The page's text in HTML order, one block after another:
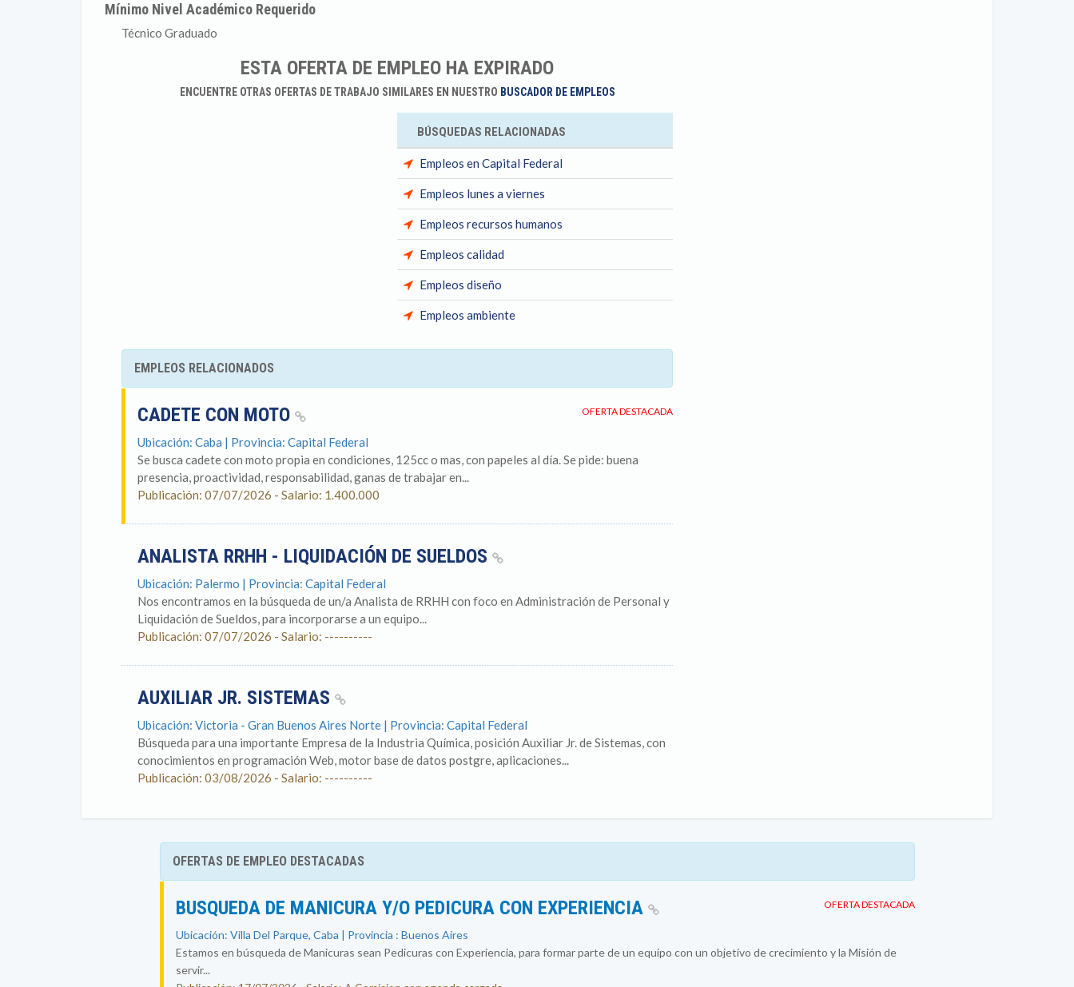
Mínimo Nivel Académico Requerido
Técnico Graduado
ESTA OFERTA DE EMPLEO HA EXPIRADO
ENCUENTRE OTRAS OFERTAS DE TRABAJO SIMILARES EN NUESTRO BUSCADOR DE EMPLEOS
BÚSQUEDAS RELACIONADAS
Empleos en Capital Federal
Empleos lunes a viernes
Empleos recursos humanos
Empleos calidad
Empleos diseño
Empleos ambiente
EMPLEOS RELACIONADOS
OFERTA DESTACADA
CADETE CON MOTO
Ubicación: Caba | Provincia: Capital Federal
Se busca cadete con moto propia en condiciones, 125cc o mas, con papeles al día. Se pide: buena
presencia, proactividad, responsabilidad, ganas de trabajar en...
Publicación: 07/07/2026 - Salario: 1.400.000
ANALISTA RRHH - LIQUIDACIÓN DE SUELDOS
Ubicación: Palermo | Provincia: Capital Federal
Nos encontramos en la búsqueda de un/a Analista de RRHH con foco en Administración de Personal y
Liquidación de Sueldos, para incorporarse a un equipo...
Publicación: 07/07/2026 - Salario: ----------
AUXILIAR JR. SISTEMAS
Ubicación: Victoria - Gran Buenos Aires Norte | Provincia: Capital Federal
Búsqueda para una importante Empresa de la Industria Química, posición Auxiliar Jr. de Sistemas, con
conocimientos en programación Web, motor base de datos postgre, aplicaciones...
Publicación: 03/08/2026 - Salario: ----------
OFERTAS DE EMPLEO DESTACADAS
OFERTA DESTACADA
BUSQUEDA DE MANICURA Y/O PEDICURA CON EXPERIENCIA
Ubicación: Villa Del Parque, Caba | Provincia : Buenos Aires
Estamos en búsqueda de Manicuras sean Pedicuras con Experiencia, para formar parte de un equipo con un objetivo de crecimiento y la Misión de
servir...